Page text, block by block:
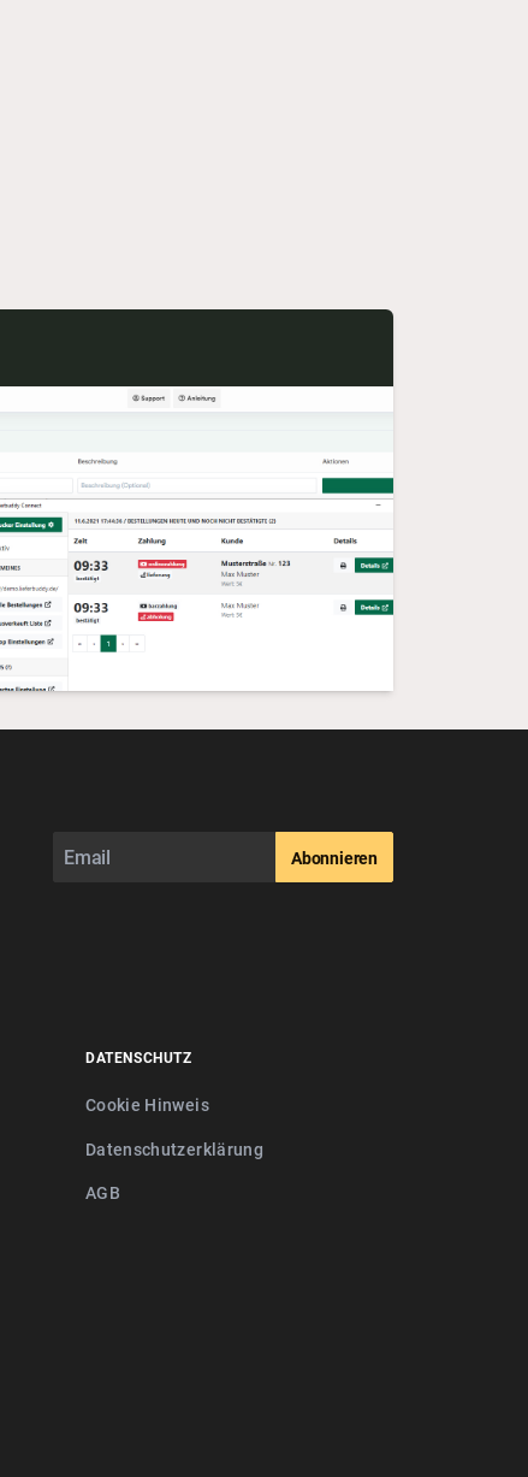
Abonnieren
DATENSCHUTZ
Cookie Hinweis
Datenschutzerklärung
AGB